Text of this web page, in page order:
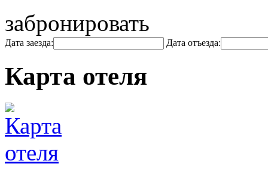
забронировать
Дата заезда: Дата отъезда:
Карта отеля